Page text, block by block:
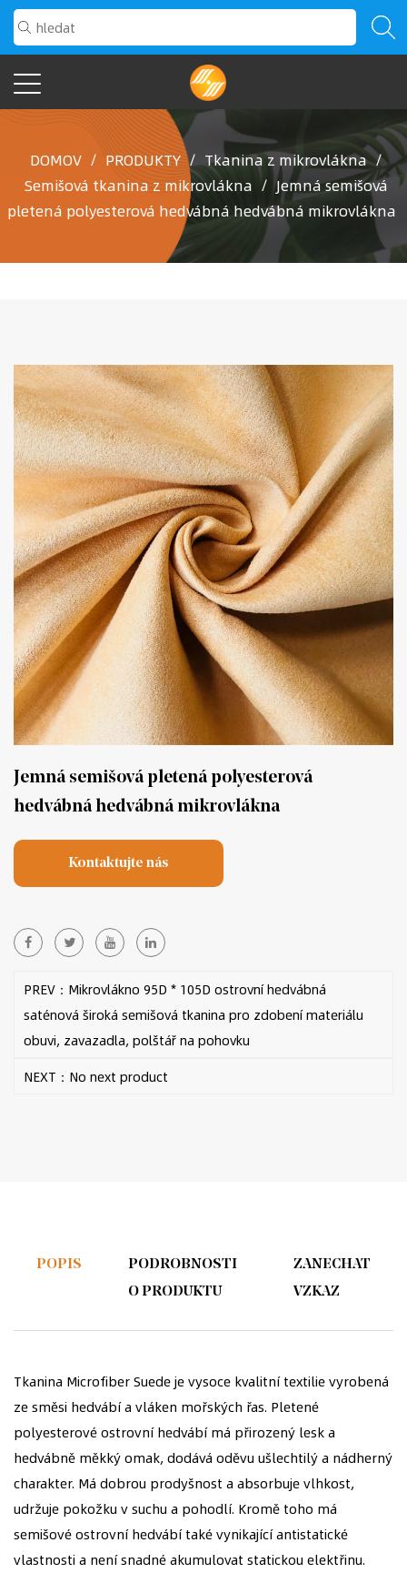
DOMOV / PRODUKTY / Tkanina z mikrovlákna /
Semišová tkanina z mikrovlákna / Jemná semišová
pletená polyesterová hedvábná hedvábná mikrovlákna
Jemná semišová pletená polyesterová
hedvábná hedvábná mikrovlákna
Kontaktujte nás
PREV：Mikrovlákno 95D * 105D ostrovní hedvábná
saténová široká semišová tkanina pro zdobení materiálu
obuvi, zavazadla, polštář na pohovku
NEXT：No next product
POPIS
PODROBNOSTI
O PRODUKTU
ZANECHAT
VZKAZ
Tkanina Microfiber Suede je vysoce kvalitní textilie vyrobená
ze směsi hedvábí a vláken mořských řas. Pletené
polyesterové ostrovní hedvábí má přirozený lesk a
hedvábně měkký omak, dodává oděvu ušlechtilý a nádherný
charakter. Má dobrou prodyšnost a absorbuje vlhkost,
udržuje pokožku v suchu a pohodlí. Kromě toho má
semišové ostrovní hedvábí také vynikající antistatické
vlastnosti a není snadné akumulovat statickou elektřinu.